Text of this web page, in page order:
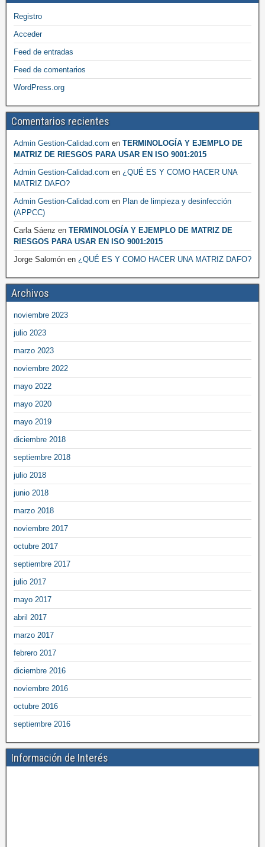
Registro
Acceder
Feed de entradas
Feed de comentarios
WordPress.org
Comentarios recientes
Admin Gestion-Calidad.com en TERMINOLOGÍA Y EJEMPLO DE
MATRIZ DE RIESGOS PARA USAR EN ISO 9001:2015
Admin Gestion-Calidad.com en ¿QUÉ ES Y COMO HACER UNA
MATRIZ DAFO?
Admin Gestion-Calidad.com en Plan de limpieza y desinfección
(APPCC)
Carla Sáenz en TERMINOLOGÍA Y EJEMPLO DE MATRIZ DE
RIESGOS PARA USAR EN ISO 9001:2015
Jorge Salomón en ¿QUÉ ES Y COMO HACER UNA MATRIZ DAFO?
Archivos
noviembre 2023
julio 2023
marzo 2023
noviembre 2022
mayo 2022
mayo 2020
mayo 2019
diciembre 2018
septiembre 2018
julio 2018
junio 2018
marzo 2018
noviembre 2017
octubre 2017
septiembre 2017
julio 2017
mayo 2017
abril 2017
marzo 2017
febrero 2017
diciembre 2016
noviembre 2016
octubre 2016
septiembre 2016
Información de Interés